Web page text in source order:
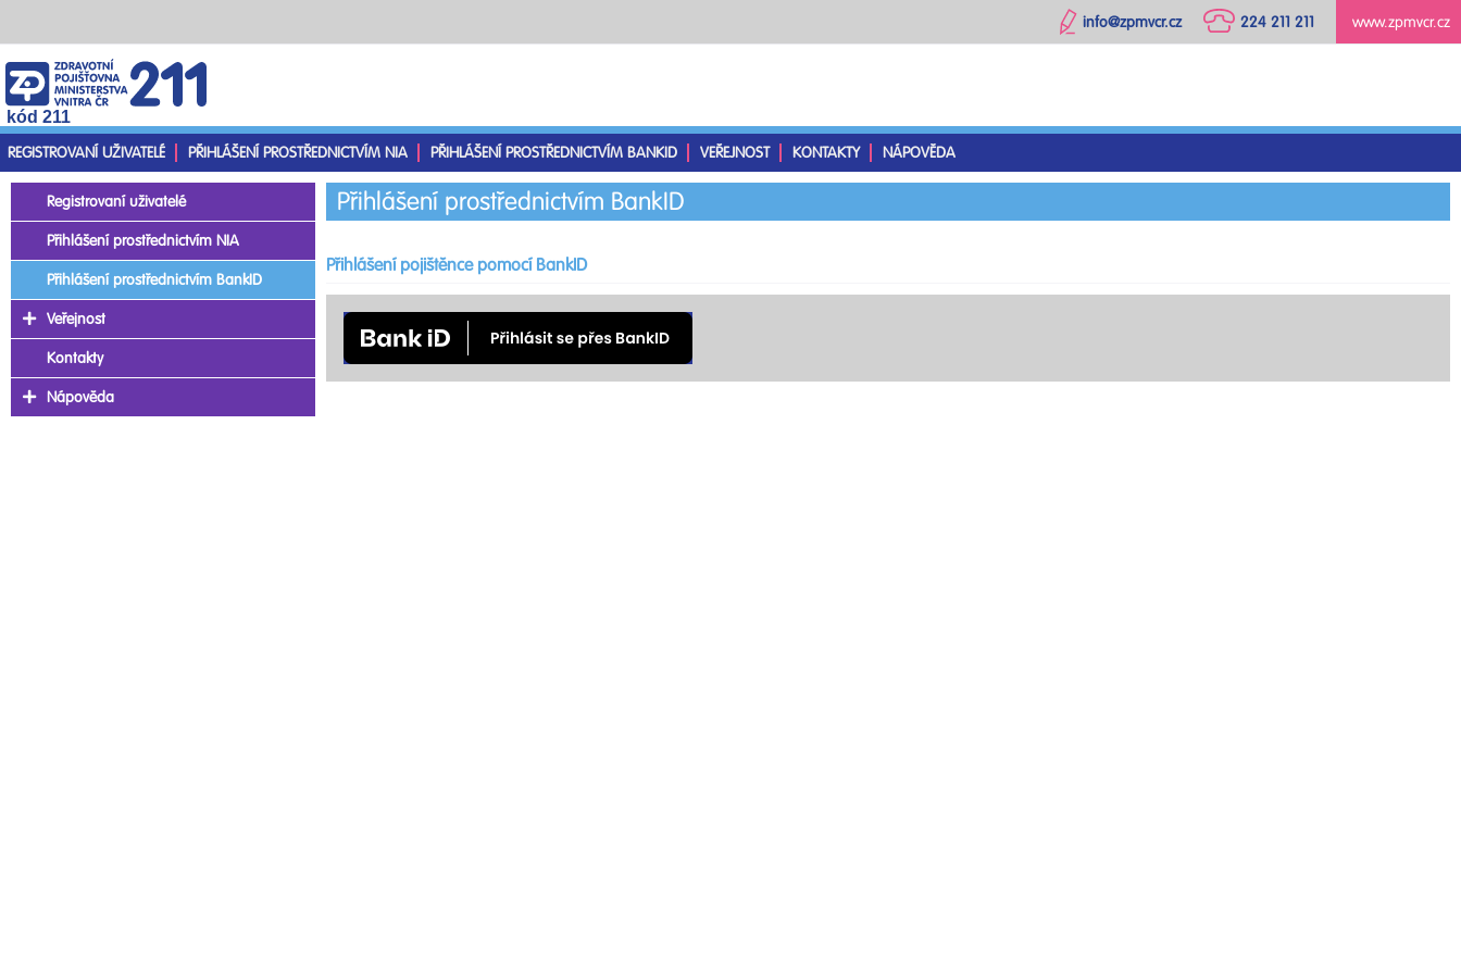
www.zpmvcr.cz
224 211 211
info@zpmvcr.cz
kód 211
REGISTROVANÍ UŽIVATELÉ
PŘIHLÁŠENÍ PROSTŘEDNICTVÍM NIA PŘIHLÁŠENÍ PROSTŘEDNICTVÍM BANKID VEŘEJNOST KONTAKTY NÁPOVĚDA
Přihlášení prostřednictvím BankID
Přihlášení pojištěnce pomocí BankID
Registrovaní uživatelé
Přihlášení prostřednictvím NIA
Přihlášení prostřednictvím BankID
Veřejnost
Kontakty
Nápověda